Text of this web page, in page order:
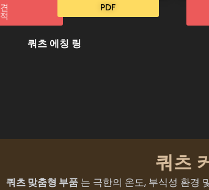
견
적
PDF
쿼츠 에칭 링
쿼츠
쿼츠 맞춤형 부품 는 극한의 온도, 부식성 환경